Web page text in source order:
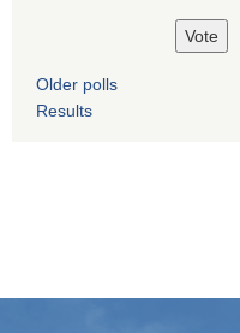
Older polls
Results